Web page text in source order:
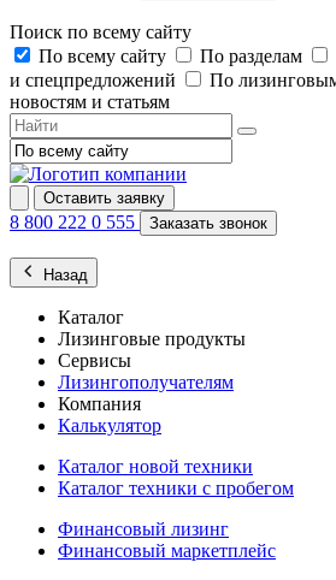
Поиск по всему сайту
По всему сайту
По разделам
и спецпредложений
По
новостям и статьям
Оставить заявку
8 800 222 0 555 Заказать звонок
Назад
Каталог
Лизинговые продукты
Сервисы
Лизингополучателям
Компания
Калькулятор
Каталог новой техники
Каталог техники с пробегом
Финансовый лизинг
Финансовый маркетплейс